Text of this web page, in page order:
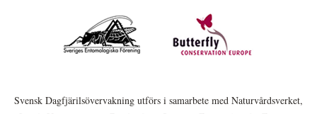
Svensk Dagfjärilsövervakning utförs i samarbete med Naturvårdsverket,